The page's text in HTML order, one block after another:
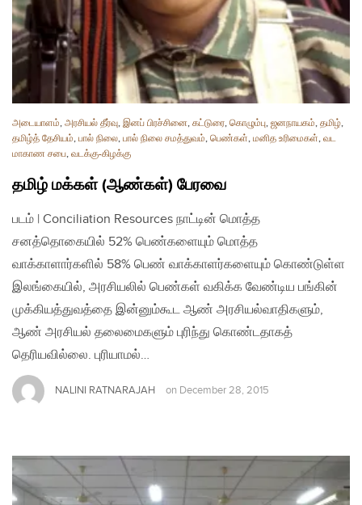
அடையாளம், அரசியல் தீர்வு, இனப் பிரச்சினை, கட்டுரை, கொழும்பு, ஜனநாயகம், தமிழ்,
தமிழ்த் தேசியம், பால் நிலை, பால் நிலை சமத்துவம், பெண்கள், மனித உரிமைகள், வட
மாகாண சபை, வடக்கு-கிழக்கு
தமிழ் மக்கள் (ஆண்கள்) பேரவை
படம் | Conciliation Resources நாட்டின் மொத்த
சனத்தொகையில் 52% பெண்களையும் மொத்த
வாக்காளார்களில் 58% பெண் வாக்காளர்களையும் கொண்டுள்ள
இலங்கையில், அரசியலில் பெண்கள் வகிக்க வேண்டிய பங்கின்
முக்கியத்துவத்தை இன்னும்கூட ஆண் அரசியல்வாதிகளும்,
ஆண் அரசியல் தலைமைகளும் புரிந்து கொண்டதாகத்
தெரியவில்லை. புரியாமல்…
NALINI RATNARAJAH on December 28, 2015